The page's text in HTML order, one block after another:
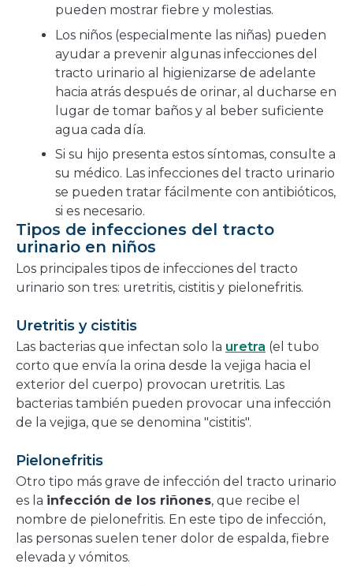
pueden mostrar fiebre y molestias.
Los niños (especialmente las niñas) pueden
ayudar a prevenir algunas infecciones del
tracto urinario al higienizarse de adelante
hacia atrás después de orinar, al ducharse en
lugar de tomar baños y al beber suficiente
agua cada día.
Si su hijo presenta estos síntomas, consulte a
su médico. Las infecciones del tracto urinario
se pueden tratar fácilmente con antibióticos,
si es necesario.
Tipos de infecciones del tracto
urinario en niños
Los principales tipos de infecciones del tracto
urinario son tres: uretritis, cistitis y pielonefritis.
Uretritis y cistitis
Las bacterias que infectan solo la uretra (el tubo
corto que envía la orina desde la vejiga hacia el
exterior del cuerpo) provocan uretritis. Las
bacterias también pueden provocar una infección
de la vejiga, que se denomina "cistitis".
Pielonefritis
Otro tipo más grave de infección del tracto urinario
es la infección de los riñones, que recibe el
nombre de pielonefritis. En este tipo de infección,
las personas suelen tener dolor de espalda, fiebre
elevada y vómitos.